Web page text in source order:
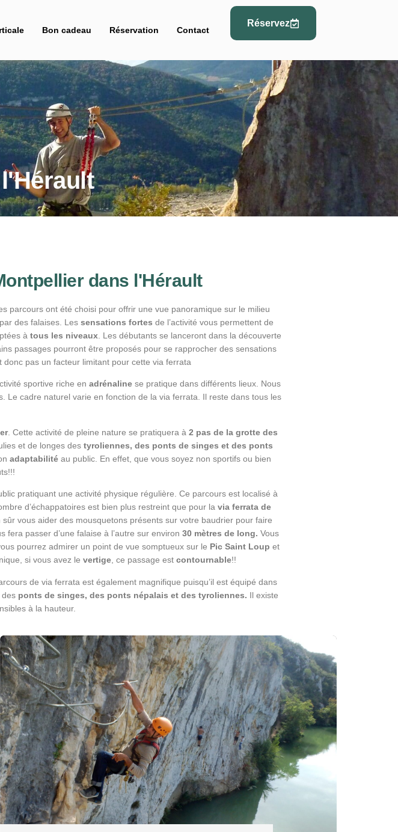
Bon cadeau Réservation Contact
Réservez
dans l'Hérault
parcours ont été choisi pour offrir une vue panoramique sur le milieu
des falaises. Les sensations fortes de l’activité vous permettent de
à tous les niveaux . Les débutants se lanceront dans la découverte
passages pourront être proposés pour se rapprocher des sensations
donc pas un facteur limitant pour cette via ferrata
sportive riche en adrénalinese pratique dans différents lieux. Nous
cadre naturel varie en fonction de la via ferrata. Il reste dans tous les
. Cette activité de pleine nature se pratiquera à 2 pas de la grotte des
et de longes des tyroliennes, des ponts de singes et des ponts
adaptabilitéau public. En effet, que vous soyez non sportifs ou bien
pratiquant une activité physique régulière. Ce parcours est localisé à
d’échappatoires est bien plus restreint que pour la via ferrata de
vous aider des mousquetons présents sur votre baudrier pour faire
passer d’une falaise à l’autre sur environ 30 mètres de long. Vous
pourrez admirer un point de vue somptueux sur le Pic Saint Loup et
si vous avez le vertige, ce passage est contournable!!
de via ferrata est également magnifique puisqu’il est équipé dans
des ponts de singes, des ponts népalais et des tyroliennes. Il existe
à la hauteur.